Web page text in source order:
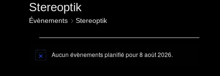
Stereoptik
Évènements Stereoptik
for
aoûtNoticeAucun évènements planifié pour 8 août 2026.